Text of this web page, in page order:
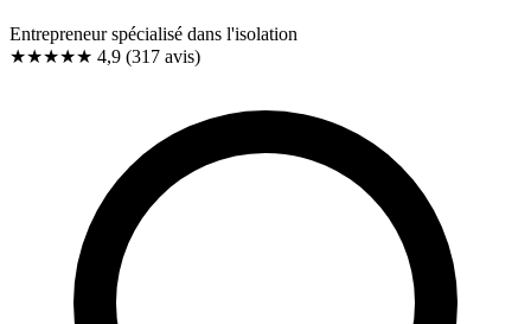
Entrepreneur spécialisé dans l'isolation
★★★★★ 4,9 (317 avis)